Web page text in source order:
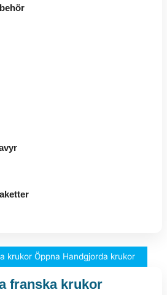
krukor Öppna Handgjorda krukor
franska krukor